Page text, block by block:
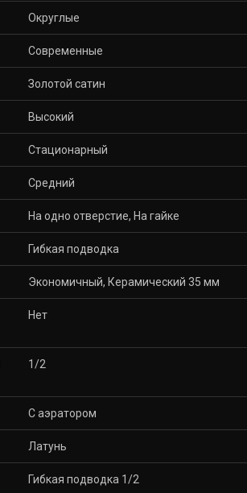
Округлые
Современные
Золотой сатин
Высокий
Стационарный
Средний
На одно отверстие, На гайке
Гибкая подводка
Экономичный, Керамический 35 мм
Нет
1/2
С аэратором
Латунь
Гибкая подводка 1/2